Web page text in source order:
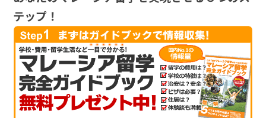
テップ！